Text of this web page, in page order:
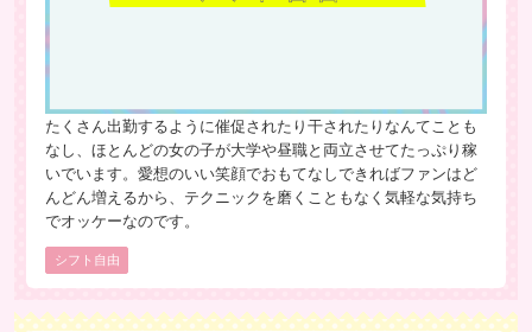
たくさん出勤するように催促されたり干されたりなんてことも
なし、ほとんどの女の子が大学や昼職と両立させてたっぷり稼
いでいます。愛想のいい笑顔でおもてなしできればファンはど
んどん増えるから、テクニックを磨くこともなく気軽な気持ち
でオッケーなのです。
シフト自由